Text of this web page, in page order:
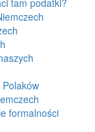
formalności